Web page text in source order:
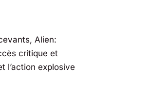
Alien:
critique et
l’action explosive